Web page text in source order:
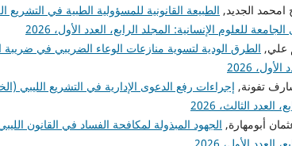
الجديد, الطبيعة القانونية للمسؤولية الطبية في التشريع
للعلوم الإنسانية: المجلد الرابع، العدد الأول، 2026
علي, الطرق الودية لتسوية منازعات الوعاء الضريبي في ضريبة
2026
تفونة, إجراءات رفع الدعوى الإدارية في التشريع الليبي
العدد الثالث، 2026
أبومهارة, الجهود المبذولة لمكافحة الفساد في القانون